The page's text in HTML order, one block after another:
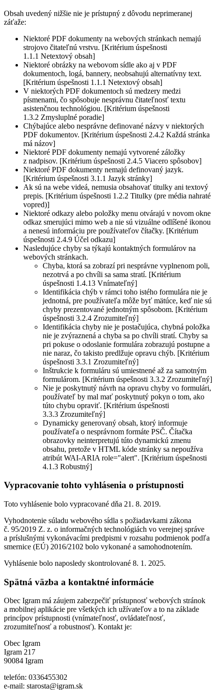
Obsah uvedený nižšie nie je prístupný z dôvodu neprimeranej
záťaže:
Niektoré PDF dokumenty na webových stránkach nemajú
strojovo čitateľnú vrstvu. [Kritérium úspešnosti
1.1.1 Netextový obsah]
Niektoré obrázky na webovom sídle ako aj v PDF
dokumentoch, logá, bannery, neobsahujú alternatívny text.
[Kritérium úspešnosti 1.1.1 Netextový obsah]
V niektorých PDF dokumentoch sú medzery medzi
písmenami, čo spôsobuje nesprávnu čitateľnosť textu
asistenčnou technológiou. [Kritérium úspešnosti
1.3.2 Zmysluplné poradie]
Chýbajúce alebo nesprávne definované názvy v niektorých
PDF dokumentov. [Kritérium úspešnosti 2.4.2 Každá stránka
má názov]
Niektoré PDF dokumenty nemajú vytvorené záložky
z nadpisov. [Kritérium úspešnosti 2.4.5 Viacero spôsobov]
Niektoré PDF dokumenty nemajú definovaný jazyk.
[Kritérium úspešnosti 3.1.1 Jazyk stránky]
Ak sú na webe videá, nemusia obsahovať titulky ani textový
prepis. [Kritérium úspešnosti 1.2.2 Titulky (pre média nahraté
vopred)]
Niektoré odkazy alebo položky menu otvárajú v novom okne
odkaz smerujúci mimo web a nie sú vizuálne odlíšené ikonou
a nenesú informáciu pre používateľov čítačky. [Kritérium
úspešnosti 2.4.9 Účel odkazu]
Nasledujúce chyby sa týkajú kontaktných formulárov na
webových stránkach.
Chyba, ktorá sa zobrazí pri nesprávne vyplnenom poli,
nezotrvá a po chvíli sa sama stratí. [Kritérium
úspešnosti 1.4.13 Vnímateľný]
Identifikácia chýb v rámci toho istého formulára nie je
jednotná, pre používateľa môže byť mätúce, keď nie sú
chyby prezentované jednotným spôsobom. [Kritérium
úspešnosti 3.2.4 Zrozumiteľný]
Identifikácia chyby nie je postačujúca, chybná položka
nie je zvýraznená a chyba sa po chvíli stratí. Chyby sa
pri pokuse o odoslanie formulára zobrazujú postupne a
nie naraz, čo takisto predlžuje opravu chýb. [Kritérium
úspešnosti 3.3.1 Zrozumiteľný]
Inštrukcie k formuláru sú umiestnené až za samotným
formulárom. [Kritérium úspešnosti 3.3.2 Zrozumiteľný]
Nie je poskytnutý návrh na opravu chyby vo formulári,
používateľ by mal mať poskytnutý pokyn o tom, ako
túto chybu opraviť. [Kritérium úspešnosti
3.3.3 Zrozumiteľný]
Dynamicky generovaný obsah, ktorý informuje
používateľa o nesprávnom formáte PSČ. Čítačka
obrazovky neinterpretujú túto dynamickú zmenu
obsahu, pretože v HTML kóde stránky sa nepoužíva
atribút WAI-ARIA role="alert". [Kritérium úspešnosti
4.1.3 Robustný]
Vypracovanie tohto vyhlásenia o prístupnosti
Toto vyhlásenie bolo vypracované dňa 21. 8. 2019.
Vyhodnotenie súladu webového sídla s požiadavkami zákona
č. 95/2019 Z. z. o informačných technológiách vo verejnej správe
a príslušnými vykonávacími predpismi v rozsahu podmienok podľa
smernice (EÚ) 2016/2102 bolo vykonané a samohodnotením.
Vyhlásenie bolo naposledy skontrolované 8. 1. 2025.
Spätná väzba a kontaktné informácie
Obec Igram má záujem zabezpečiť prístupnosť webových stránok
a mobilnej aplikácie pre všetkých ich užívateľov a to na základe
princípov prístupnosti (vnímateľnosť, ovládateľnosť,
zrozumiteľnosť a robustnosť). Kontakt je:
Obec Igram
Igram 217
90084 Igram
telefón: 0336455302
e-mail: starosta@igram.sk